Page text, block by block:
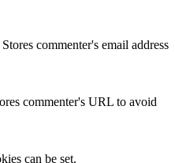
Stores commenter's email address
commenter's URL to avoid
can be set.